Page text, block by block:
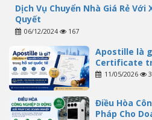
Dịch Vụ Chuyển Nhà Giá Rẻ
Quyết
06/12/2024 167
Apostille là
Certificate
11/05/2026 3
Điều Hòa
Pháp Cho